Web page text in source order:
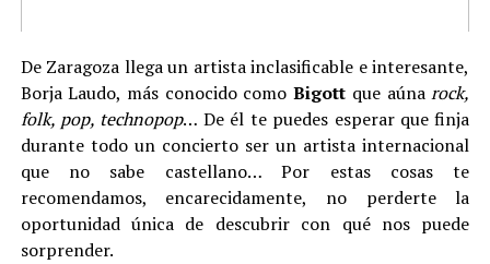
De Zaragoza llega un artista inclasificable e interesante,
Borja Laudo, más conocido comoBigott que aúnarock,
folk, pop, technopop… De él te puedes esperar que finja
durante todo un concierto ser un artista internacional
que no sabe castellano… Por estas cosas te
recomendamos, encarecidamente, no perderte la
oportunidad única de descubrir con qué nos puede
sorprender.